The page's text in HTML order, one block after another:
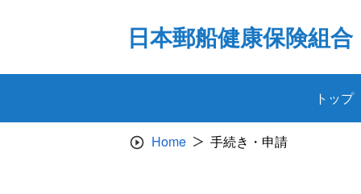
日本郵船健康保険組合
トップ
Home 手続き・申請